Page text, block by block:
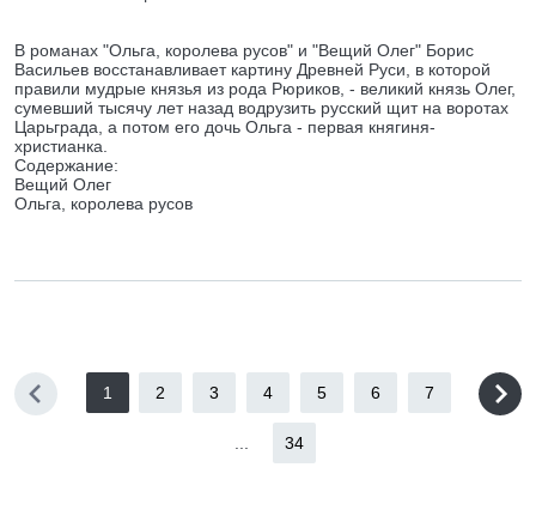
В романах "Ольга, королева русов" и "Вещий Олег" Борис
Васильев восстанавливает картину Древней Руси, в которой
правили мудрые князья из рода Рюриков, - великий князь Олег,
сумевший тысячу лет назад водрузить русский щит на воротах
Царьграда, а потом его дочь Ольга - первая княгиня-
христианка.
Содержание:
Вещий Олег
Ольга, королева русов
1 2 3 4 5 6 7
34